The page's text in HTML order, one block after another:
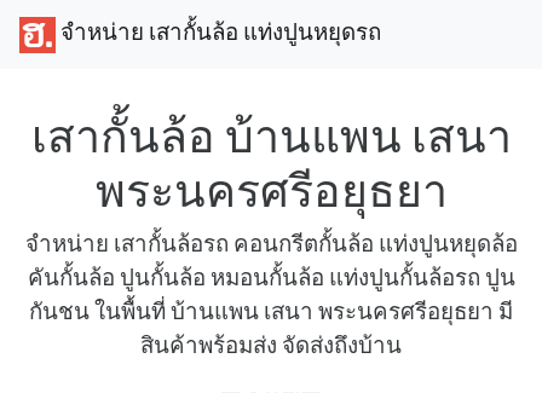
จำหน่าย เสากั้นล้อ แท่งปูนหยุดรถ
เสากั้นล้อ บ้านแพน เสนา
พระนครศรีอยุธยา
จำหน่าย เสากั้นล้อรถ คอนกรีตกั้นล้อ แท่งปูนหยุดล้อ
คันกั้นล้อ ปูนกั้นล้อ หมอนกั้นล้อ แท่งปูนกั้นล้อรถ ปูน
กันชน ในพื้นที่ บ้านแพน เสนา พระนครศรีอยุธยา มี
สินค้าพร้อมส่ง จัดส่งถึงบ้าน